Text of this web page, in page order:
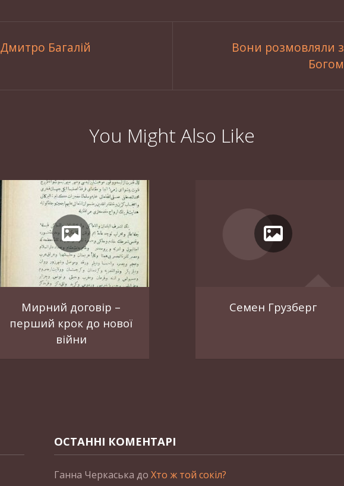
Дмитро Багалій
Вони розмовляли з
Богом
You Might Also Like
Мирний договір –
перший крок до нової
війни
Семен Грузберг
ОСТАННІ КОМЕНТАРІ
Ганна Черкаська до Хто ж той сокіл?